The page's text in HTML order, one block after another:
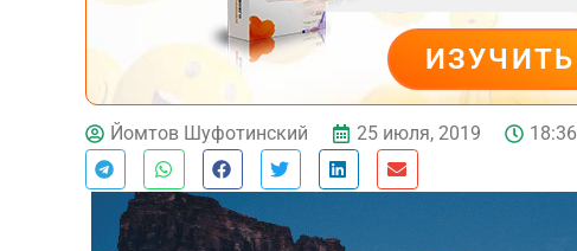
ИЗУЧИТЬ
ДЕЙСТВУЙ
Йомтов Шуфотинский 25 июля, 2019 18:36